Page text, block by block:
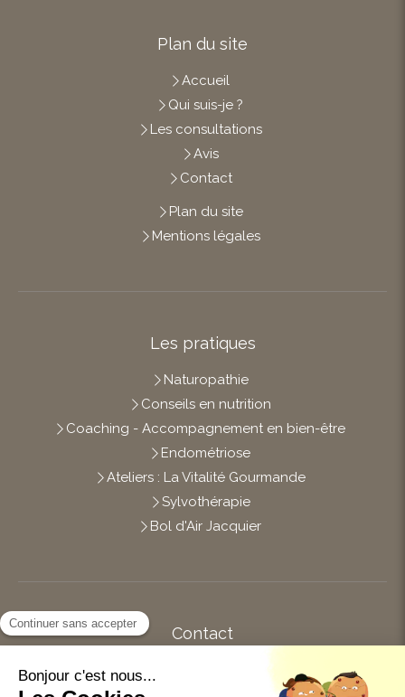
Plan du site
Accueil
Qui suis-je ?
Les consultations
Avis
Contact
Plan du site
Mentions légales
Les pratiques
Naturopathie
Conseils en nutrition
Coaching - Accompagnement en bien-être
Endométriose
Ateliers : La Vitalité Gourmande
Sylvothérapie
Bol d'Air Jacquier
Contact